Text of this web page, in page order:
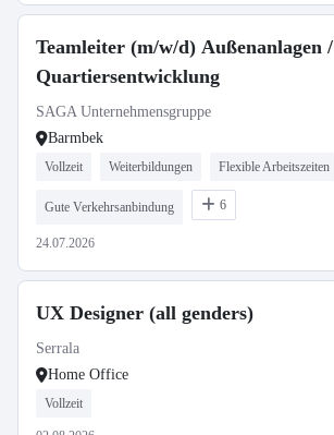
Teamleiter (m/w/d) Außenanlagen /
Quartiersentwicklung
SAGA Unternehmensgruppe
Barmbek
Vollzeit Weiterbildungen Flexible Arbeitszeiten
Gute Verkehrsanbindung 6
24.07.2026
UX Designer (all genders)
Serrala
Home Office
Vollzeit